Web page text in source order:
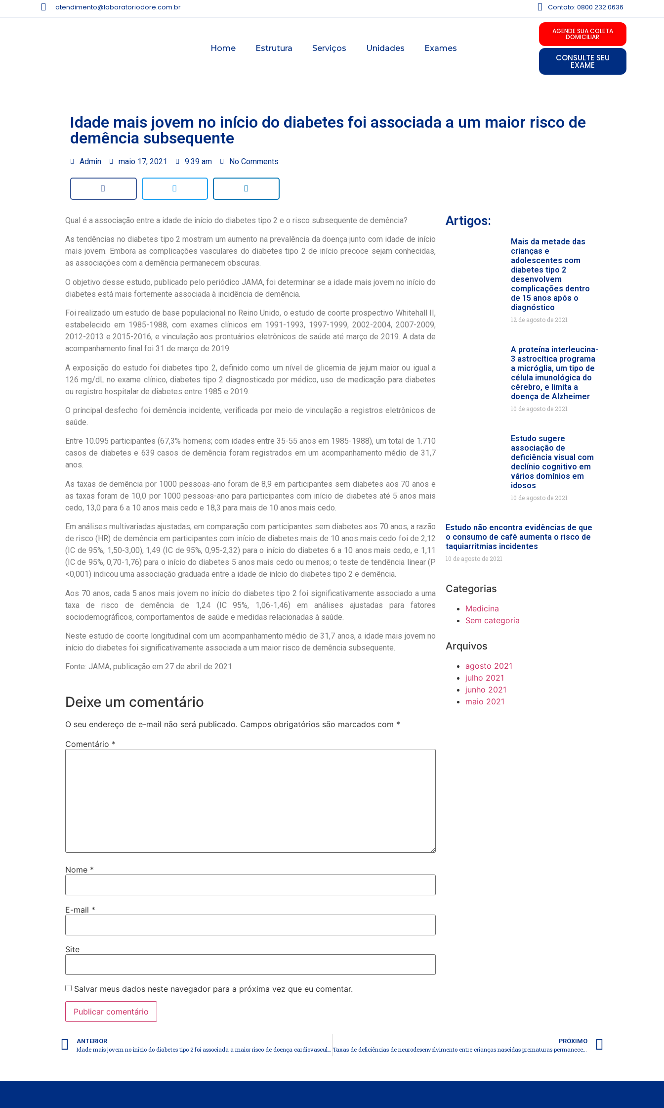
atendimento@laboratoriodore.com.br Contato: 0800 232 0636
Home Estrutura Serviços Unidades Exames
AGENDE SUA COLETA
DOMICILIAR
CONSULTE SEU
EXAME
Idade mais jovem no início do diabetes foi associada a um maior risco de
demência subsequente
Admin maio 17, 2021 9:39 am No Comments
Qual é a associação entre a idade de início do diabetes tipo 2 e o risco subsequente de demência?
As tendências no diabetes tipo 2 mostram um aumento na prevalência da doença junto com idade de início
mais jovem. Embora as complicações vasculares do diabetes tipo 2 de início precoce sejam conhecidas,
as associações com a demência permanecem obscuras.
O objetivo desse estudo, publicado pelo periódico JAMA, foi determinar se a idade mais jovem no início do
diabetes está mais fortemente associada à incidência de demência.
Foi realizado um estudo de base populacional no Reino Unido, o estudo de coorte prospectivo Whitehall II,
estabelecido em 1985-1988, com exames clínicos em 1991-1993, 1997-1999, 2002-2004, 2007-2009,
2012-2013 e 2015-2016, e vinculação aos prontuários eletrônicos de saúde até março de 2019. A data de
acompanhamento final foi 31 de março de 2019.
A exposição do estudo foi diabetes tipo 2, definido como um nível de glicemia de jejum maior ou igual a
126 mg/dL no exame clínico, diabetes tipo 2 diagnosticado por médico, uso de medicação para diabetes
ou registro hospitalar de diabetes entre 1985 e 2019.
O principal desfecho foi demência incidente, verificada por meio de vinculação a registros eletrônicos de
saúde.
Entre 10.095 participantes (67,3% homens; com idades entre 35-55 anos em 1985-1988), um total de 1.710
casos de diabetes e 639 casos de demência foram registrados em um acompanhamento médio de 31,7
anos.
As taxas de demência por 1000 pessoas-ano foram de 8,9 em participantes sem diabetes aos 70 anos e
as taxas foram de 10,0 por 1000 pessoas-ano para participantes com início de diabetes até 5 anos mais
cedo, 13,0 para 6 a 10 anos mais cedo e 18,3 para mais de 10 anos mais cedo.
Em análises multivariadas ajustadas, em comparação com participantes sem diabetes aos 70 anos, a razão
de risco (HR) de demência em participantes com início de diabetes mais de 10 anos mais cedo foi de 2,12
(IC de 95%, 1,50-3,00), 1,49 (IC de 95%, 0,95-2,32) para o início do diabetes 6 a 10 anos mais cedo, e 1,11
(IC de 95%, 0,70-1,76) para o início do diabetes 5 anos mais cedo ou menos; o teste de tendência linear (P
<0,001) indicou uma associação graduada entre a idade de início do diabetes tipo 2 e demência.
Aos 70 anos, cada 5 anos mais jovem no início do diabetes tipo 2 foi significativamente associado a uma
taxa de risco de demência de 1,24 (IC 95%, 1,06-1,46) em análises ajustadas para fatores
sociodemográficos, comportamentos de saúde e medidas relacionadas à saúde.
Neste estudo de coorte longitudinal com um acompanhamento médio de 31,7 anos, a idade mais jovem no
início do diabetes foi significativamente associada a um maior risco de demência subsequente.
Fonte: JAMA, publicação em 27 de abril de 2021.
Deixe um comentário
O seu endereço de e-mail não será publicado. Campos obrigatórios são marcados com *
Comentário *
Nome *
E-mail *
Site
Salvar meus dados neste navegador para a próxima vez que eu comentar.
Artigos:
Mais da metade das
crianças e
adolescentes com
diabetes tipo 2
desenvolvem
complicações dentro
de 15 anos após o
diagnóstico
12 de agosto de 2021
A proteína interleucina-
3 astrocítica programa
a micróglia, um tipo de
célula imunológica do
cérebro, e limita a
doença de Alzheimer
10 de agosto de 2021
Estudo sugere
associação de
deficiência visual com
declínio cognitivo em
vários domínios em
idosos
10 de agosto de 2021
Estudo não encontra evidências de que
o consumo de café aumenta o risco de
taquiarritmias incidentes
10 de agosto de 2021
Categorias
Medicina
Sem categoria
Arquivos
agosto 2021
julho 2021
junho 2021
maio 2021
ANTERIOR
Idade mais jovem no início do diabetes tipo 2 foi associada a maior risco de doença cardiovascular e mortalidade por todas as causas
PRÓXIMO
Taxas de deficiências de neurodesenvolvimento entre crianças nascidas prematuras permaneceram altas aos 5 anos de idade, em estudo do The BMJ